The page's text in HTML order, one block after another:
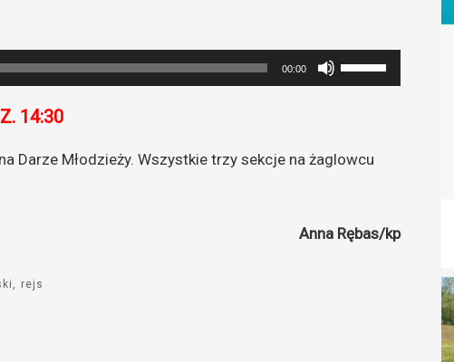
00:00
strzałek
oraz
aby
14:30
Darze Młodzieży. Wszystkie trzy sekcje na żaglowcu
Anna Rębas/kp
rejs